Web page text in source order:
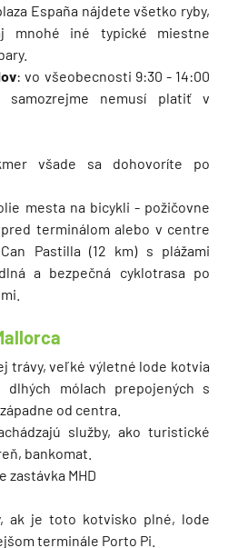
España nájdete všetko ryby,
mnohé iné typické miestne
: vo všeobecnosti 9:30 - 14:00
nemusí platiť v
všade sa dohovoríte po
mesta na bicykli - požičovne
terminálom alebo v centre
Pastilla (12 km) s plážami
a bezpečná cyklotrasa po
trávy, veľké výletné lode kotvia
mólach prepojených s
od centra.
služby, ako turistické
bankomat.
zastávka MHD
ak je toto kotvisko plné, lode
terminále Porto Pi.